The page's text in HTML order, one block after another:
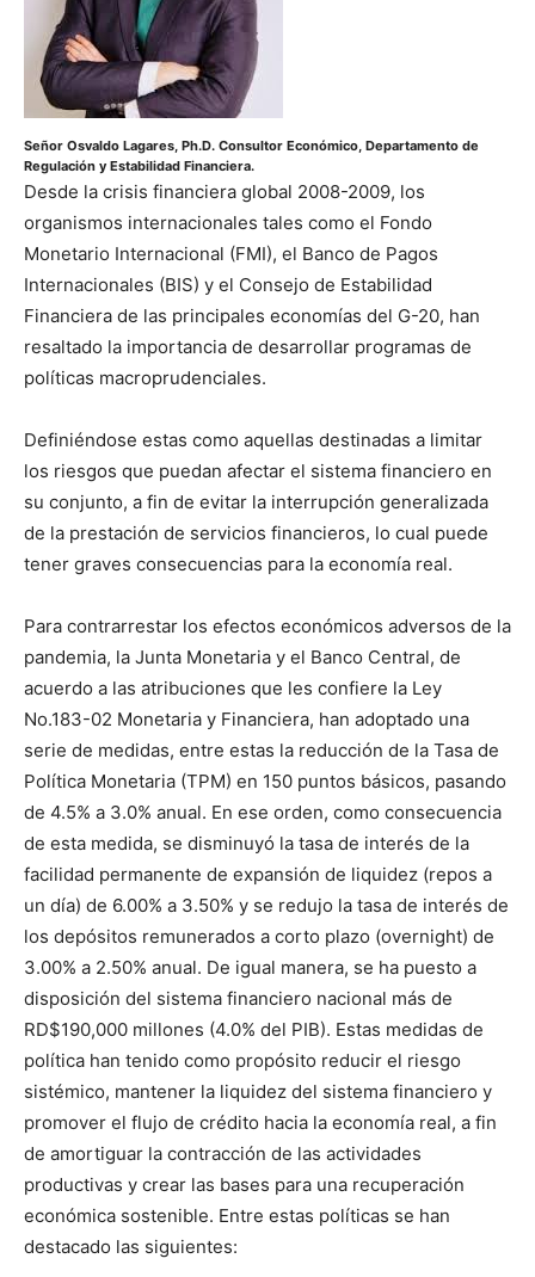
Señor Osvaldo Lagares, Ph.D. Consultor Económico, Departamento de
Regulación y Estabilidad Financiera.
Desde la crisis financiera global 2008-2009, los
organismos internacionales tales como el Fondo
Monetario Internacional (FMI), el Banco de Pagos
Internacionales (BIS) y el Consejo de Estabilidad
Financiera de las principales economías del G-20, han
resaltado la importancia de desarrollar programas de
políticas macroprudenciales.
Definiéndose estas como aquellas destinadas a limitar
los riesgos que puedan afectar el sistema financiero en
su conjunto, a fin de evitar la interrupción generalizada
de la prestación de servicios financieros, lo cual puede
tener graves consecuencias para la economía real.
Para contrarrestar los efectos económicos adversos de la
pandemia, la Junta Monetaria y el Banco Central, de
acuerdo a las atribuciones que les confiere la Ley
No.183-02 Monetaria y Financiera, han adoptado una
serie de medidas, entre estas la reducción de la Tasa de
Política Monetaria (TPM) en 150 puntos básicos, pasando
de 4.5% a 3.0% anual. En ese orden, como consecuencia
de esta medida, se disminuyó la tasa de interés de la
facilidad permanente de expansión de liquidez (repos a
un día) de 6.00% a 3.50% y se redujo la tasa de interés de
los depósitos remunerados a corto plazo (overnight) de
3.00% a 2.50% anual. De igual manera, se ha puesto a
disposición del sistema financiero nacional más de
RD$190,000 millones (4.0% del PIB). Estas medidas de
política han tenido como propósito reducir el riesgo
sistémico, mantener la liquidez del sistema financiero y
promover el flujo de crédito hacia la economía real, a fin
de amortiguar la contracción de las actividades
productivas y crear las bases para una recuperación
económica sostenible. Entre estas políticas se han
destacado las siguientes: